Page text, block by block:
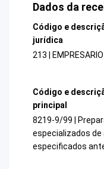
Dados da
Código e
jurídica
213 |
Código e
principal
8219-9/99 |
especializados
especificados